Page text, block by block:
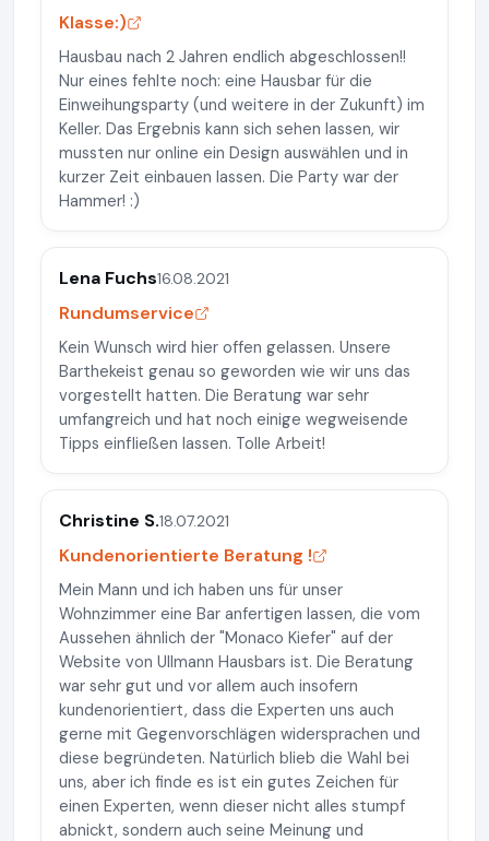
Klasse:)
Hausbau nach 2 Jahren endlich abgeschlossen!!
Nur eines fehlte noch: eine Hausbar für die
Einweihungsparty (und weitere in der Zukunft) im
Keller. Das Ergebnis kann sich sehen lassen, wir
mussten nur online ein Design auswählen und in
kurzer Zeit einbauen lassen. Die Party war der
Hammer! :)
Lena Fuchs16.08.2021
Rundumservice
Kein Wunsch wird hier offen gelassen. Unsere
Barthekeist genau so geworden wie wir uns das
vorgestellt hatten. Die Beratung war sehr
umfangreich und hat noch einige wegweisende
Tipps einfließen lassen. Tolle Arbeit!
Christine S.18.07.2021
Kundenorientierte Beratung !
Mein Mann und ich haben uns für unser
Wohnzimmer eine Bar anfertigen lassen, die vom
Aussehen ähnlich der "Monaco Kiefer" auf der
Website von Ullmann Hausbars ist. Die Beratung
war sehr gut und vor allem auch insofern
kundenorientiert, dass die Experten uns auch
gerne mit Gegenvorschlägen widersprachen und
diese begründeten. Natürlich blieb die Wahl bei
uns, aber ich finde es ist ein gutes Zeichen für
einen Experten, wenn dieser nicht alles stumpf
abnickt, sondern auch seine Meinung und